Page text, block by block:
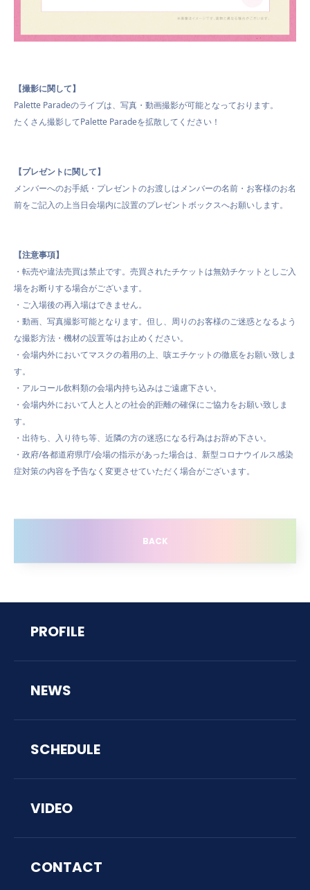
【撮影に関して】
Palette Paradeのライブは、写真・動画撮影が可能となっております。
たくさん撮影してPalette Paradeを拡散してください！
【プレゼントに関して】
メンバーへのお手紙・プレゼントのお渡しはメンバーの名前・お客様のお名
前をご記入の上当日会場内に設置のプレゼントボックスへお願いします。
【注意事項】
・転売や違法売買は禁止です。売買されたチケットは無効チケットとしご入
場をお断りする場合がございます。
・ご入場後の再入場はできません。
・動画、写真撮影可能となります。但し、周りのお客様のご迷惑となるよう
な撮影方法・機材の設置等はお止めください。
・会場内外においてマスクの着用の上、咳エチケットの徹底をお願い致しま
す。
・アルコール飲料類の会場内持ち込みはご遠慮下さい。
・会場内外において人と人との社会的距離の確保にご協力をお願い致しま
す。
・出待ち、入り待ち等、近隣の方の迷惑になる行為はお辞め下さい。
・政府/各都道府県庁/会場の指示があった場合は、新型コロナウイルス感染
症対策の内容を予告なく変更させていただく場合がございます。
BACK
PROFILE
NEWS
SCHEDULE
VIDEO
CONTACT